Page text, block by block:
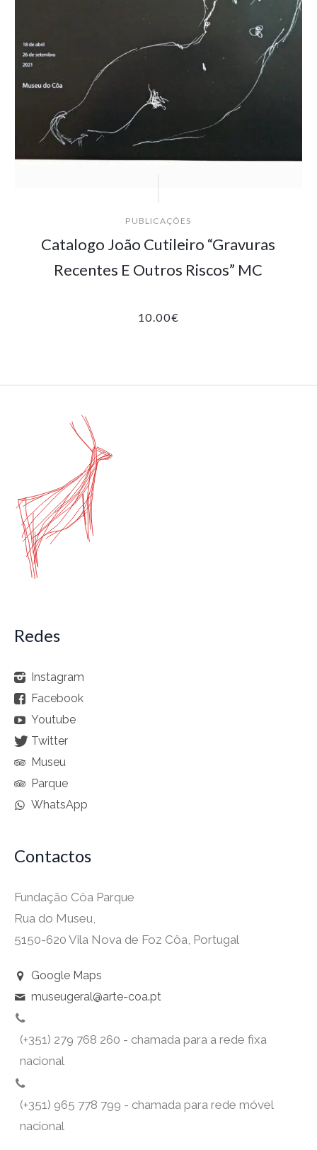
PUBLICAÇÕES
Catalogo João Cutileiro “Gravuras
Recentes E Outros Riscos” MC
10.00€
Redes
Instagram
Facebook
Youtube
Twitter
Museu
Parque
WhatsApp
Contactos
Fundação Côa Parque
Rua do Museu,
5150-620 Vila Nova de Foz Côa, Portugal
Google Maps
museugeral@arte-coa.pt
(+351) 279 768 260 - chamada para a rede fixa
nacional
(+351) 965 778 799 - chamada para rede móvel
nacional